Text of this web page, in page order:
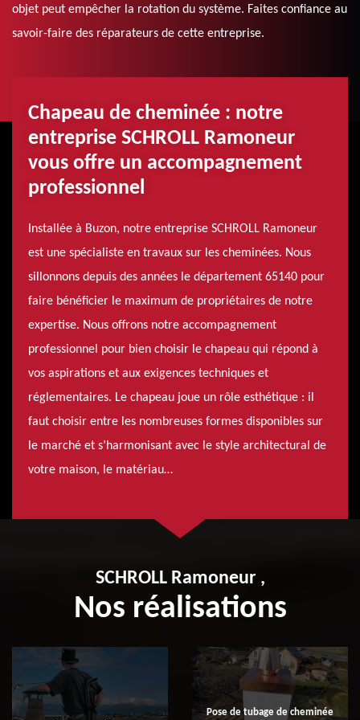
objet peut empêcher la rotation du système. Faites confiance au
savoir-faire des réparateurs de cette entreprise.
Chapeau de cheminée : notre
entreprise SCHROLL Ramoneur
vous offre un accompagnement
professionnel
Installée à Buzon, notre entreprise SCHROLL Ramoneur
est une spécialiste en travaux sur les cheminées. Nous
sillonnons depuis des années le département 65140 pour
faire bénéficier le maximum de propriétaires de notre
expertise. Nous offrons notre accompagnement
professionnel pour bien choisir le chapeau qui répond à
vos aspirations et aux exigences techniques et
réglementaires. Le chapeau joue un rôle esthétique : il
faut choisir entre les nombreuses formes disponibles sur
le marché et s’harmonisant avec le style architectural de
votre maison, le matériau…
SCHROLL Ramoneur ,
Nos réalisations
Pose de tubage de cheminée